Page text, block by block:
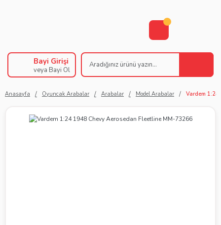
Bayi Girişi
veya Bayi Ol
Anasayfa Oyuncak Arabalar Arabalar Model Arabalar Vardem